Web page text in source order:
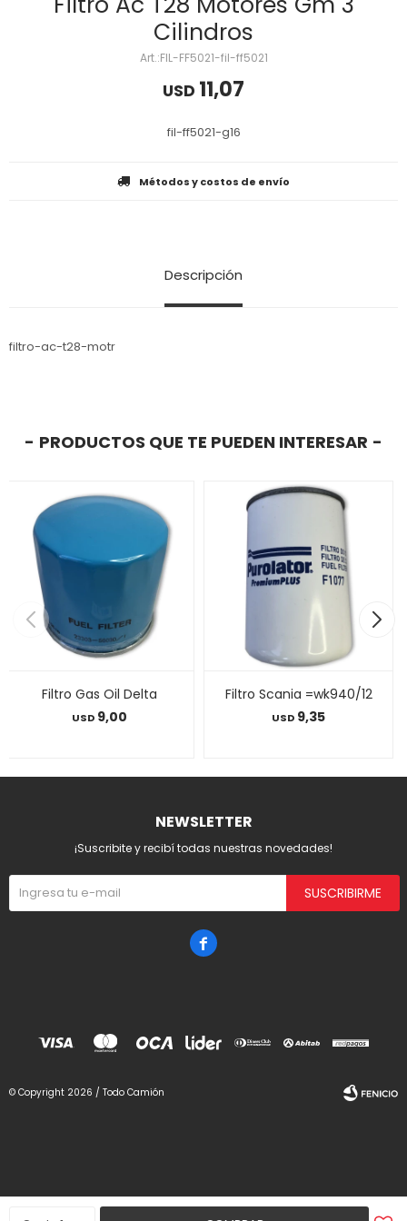
Cilindros
FIL-FF5021-fil-ff5021
USD 11,07
fil-ff5021-g16
Métodos y costos de envío
Descripción
filtro-ac-t28-motr
PRODUCTOS QUE TE PUEDEN INTERESAR
Filtro Gas Oil Delta
USD 9,00
Filtro Scania =wk940/12
USD 9,35
NEWSLETTER
¡Suscribite y recibí todas nuestras novedades!
SUSCRIBIRME

© Copyright 2026 / Todo Camión
Fenicio